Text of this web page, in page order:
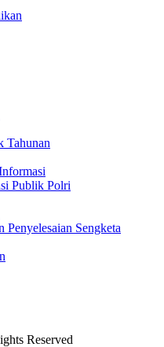
Tahunan
Publik Polri
Penyelesaian Sengketa
Reserved